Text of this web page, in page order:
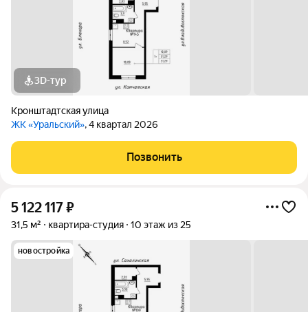
3D-тур
Кронштадтская улица
ЖК «Уральский», 4 квартал 2026
Позвонить
5 122 117₽
31,5 м² квартира-студия 10 этаж из 25
новостройка